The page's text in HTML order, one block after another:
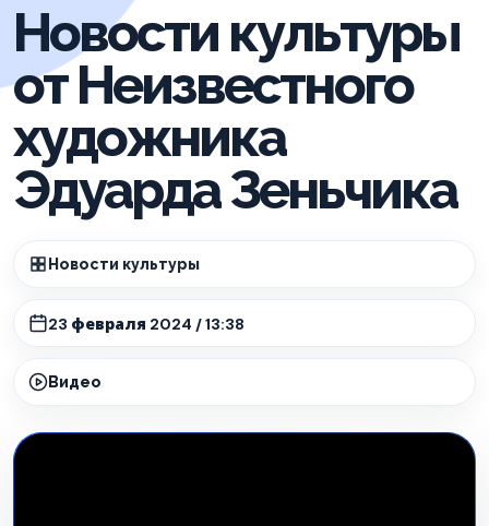
Новости культуры
от Неизвестного
художника
Эдуарда Зеньчика
Новости культуры
23 февраля 2024 / 13:38
Видео